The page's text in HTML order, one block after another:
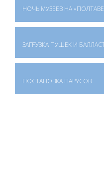
НОЧЬ МУЗЕЕВ НА
ЗАГРУЗКА ПУШЕК И
ПОСТАНОВКА ПАРУСОВ